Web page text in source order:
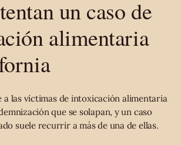
un caso de
alimentaria
a las víctimas de intoxicación alimentaria
que se solapan, y un caso
suele recurrir a más de una de ellas.